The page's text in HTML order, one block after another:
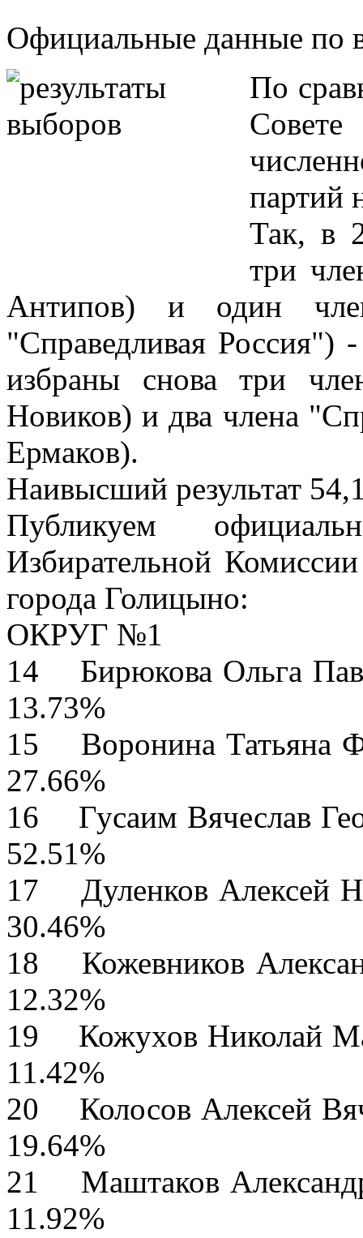
Официальные данные по
По
партий
Так, в
три
Антипов) и один
"Справедливая Россия")
избраны снова три
Новиков) и два члена
Ермаков).
Наивысший результат
Публикуем
Избирательной
города Голицыно:
ОКРУГ №1
14 Бирюкова
13.73%
15 Воронина
27.66%
16 Гусаим
52.51%
17 Дуленков
30.46%
18 Кожевников
12.32%
19 Кожухов
11.42%
20 Колосов
19.64%
21 Маштаков
11.92%